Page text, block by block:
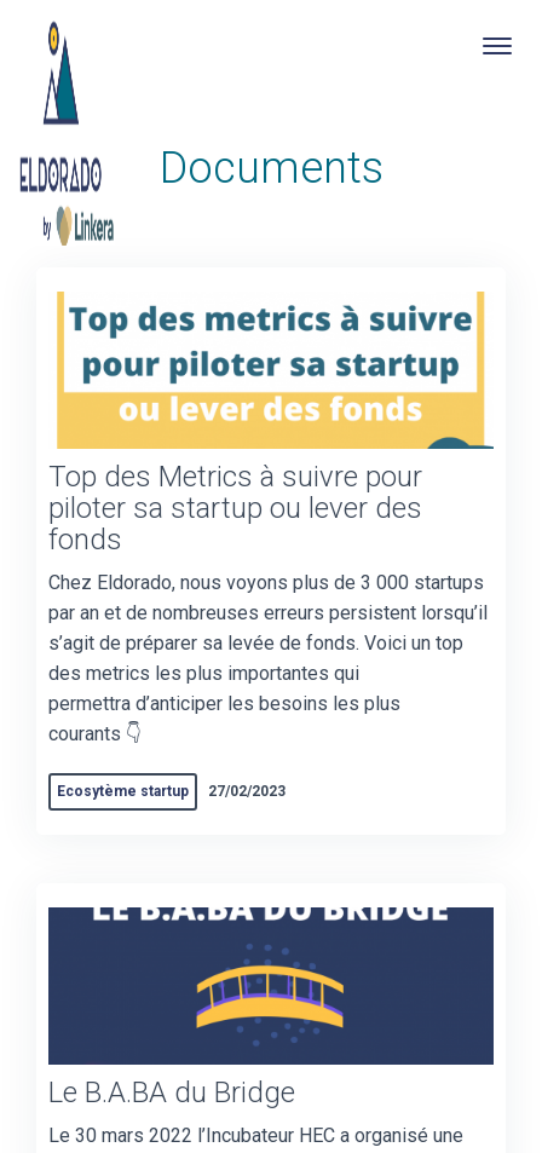
main
content
Documents
Top des Metrics à suivre pour
piloter sa startup ou lever des
fonds
Chez Eldorado, nous voyons plus de 3 000 startups
par an et de nombreuses erreurs persistent lorsqu’il
s’agit de préparer sa levée de fonds. Voici un top
des metrics les plus importantes qui
permettra d’anticiper les besoins les plus
courants 👇
Ecosytème startup 27/02/2023
Le B.A.BA du Bridge
Le 30 mars 2022 l’Incubateur HEC a organisé une